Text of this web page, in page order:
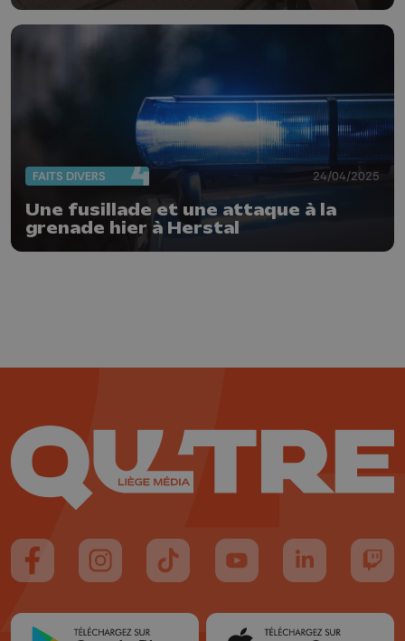
FAITS DIVERS 24/04/2025
Une fusillade et une attaque à la
grenade hier à Herstal
Suivez-nous sur FaceBook
Suivez-nous sur Instagram
Suivez-nous sur TikTok
Suivez-nous sur YouTube
Suivez-nous